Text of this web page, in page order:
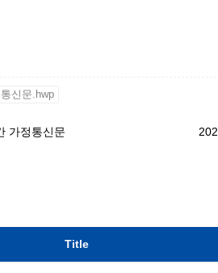
신문.hwp
가정통신문
Title